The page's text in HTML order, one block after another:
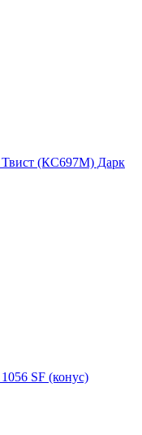
Твист (КС697М) Дарк
SF (конус)